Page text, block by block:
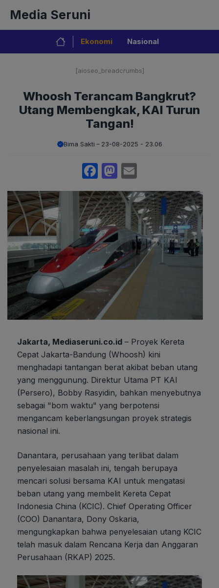
isi
Media Seruni
Ekonomi Nasional
[aioseo_breadcrumbs]
Whoosh Terancam Bangkrut?
Utang Membengkak, KAI Turun
Tangan!
Bima Sakti 23-08-2025 - 23.06
Facebook
Mastodon
Jakarta, Mediaseruni.co.id – Proyek Kereta
Cepat Jakarta-Bandung (Whoosh) kini
menghadapi tantangan berat akibat beban utang
yang menggunung. Direktur Utama PT KAI
(Persero), Bobby Rasyidin, bahkan menyebutnya
sebagai "bom waktu" yang berpotensi
mengancam keberlangsungan proyek strategis
nasional ini.
Danantara, perusahaan yang terlibat dalam
penyelesaian masalah ini, tengah berupaya
mencari solusi bersama KAI untuk mengatasi
beban utang yang membelit Kereta Cepat
Indonesia China (KCIC). Chief Operating Officer
(COO) Danantara, Dony Oskaria,
mengungkapkan bahwa penyelesaian utang KCIC
telah masuk dalam Rencana Kerja dan Anggaran
Perusahaan (RKAP) 2025.